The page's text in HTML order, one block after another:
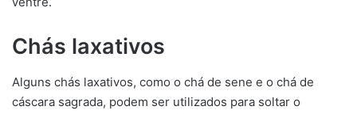
Chás laxativos
Alguns chás laxativos, como o chá de sene e o chá de
cáscara sagrada, podem ser utilizados para soltar o